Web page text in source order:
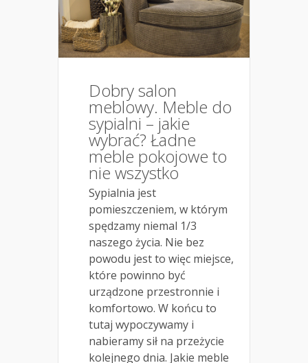
Dobry salon
meblowy. Meble do
sypialni – jakie
wybrać? Ładne
meble pokojowe to
nie wszystko
Sypialnia jest
pomieszczeniem, w którym
spędzamy niemal 1/3
naszego życia. Nie bez
powodu jest to więc miejsce,
które powinno być
urządzone przestronnie i
komfortowo. W końcu to
tutaj wypoczywamy i
nabieramy sił na przeżycie
kolejnego dnia. Jakie meble